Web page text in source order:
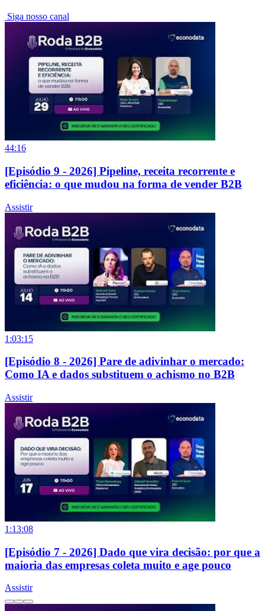
Siga nosso canal
44:16
[Episódio 9 - 2026] Pipeline, receita recorrente e
eficiência: o que mudou na forma de vender B2B
Assistir
1:03:15
[Episódio 8 - 2026] Pare de adivinhar o mercado:
Como IA e dados substituem o achismo no B2B
Assistir
1:13:08
[Episódio 7 - 2026] Dado que vira decisão: por que a
maioria das empresas coleta muito e age pouco
Assistir